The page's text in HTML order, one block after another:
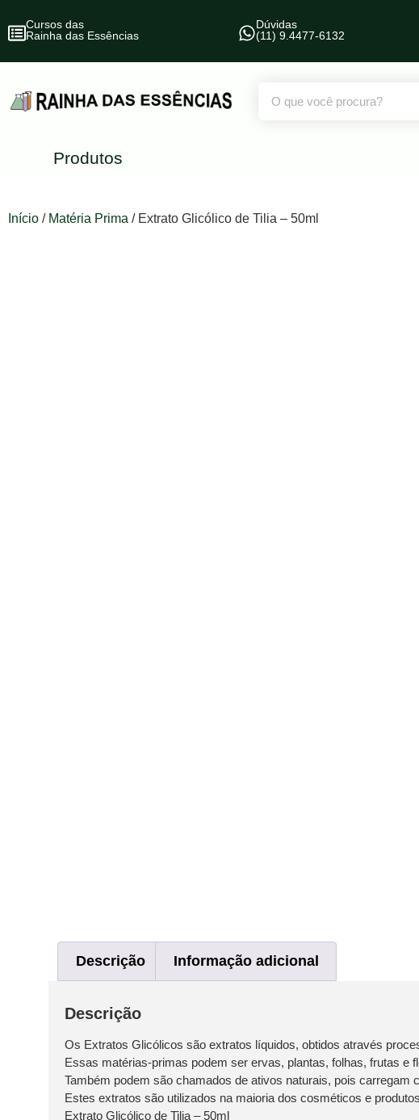
Cursos das
Rainha das Essências
Dúvidas
(11) 9.4477-6132
Produtos
Início / Matéria Prima / Extrato Glicólico de Tilia – 50ml
Descrição Informação adicional
Descrição
Os Extratos Glicólicos são extratos líquidos, obtidos através
Essas matérias-primas podem ser ervas, plantas, folhas, frutas e
Também podem são chamados de ativos naturais, pois carregam
Estes extratos são utilizados na maioria dos cosméticos e
Extrato Glicólico de Tilia – 50ml